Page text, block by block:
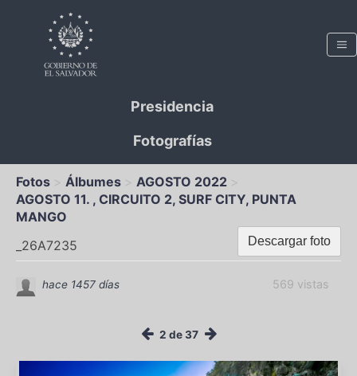
Presidencia
Fotografías
Fotos Álbumes
AGOSTO 2022
AGOSTO 11. , CIRCUITO 2, SURF CITY, PUNTA
MANGO
Descargar foto
_26A7235
569 vistas
hace 1457 días
2 de 37